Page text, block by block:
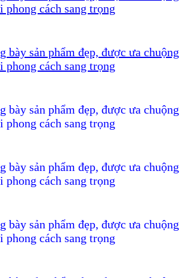
phong cách sang trọng
bày sản phẩm đẹp, được ưa chuộng
phong cách sang trọng
bày sản phẩm đẹp, được ưa chuộng
phong cách sang trọng
bày sản phẩm đẹp, được ưa chuộng
phong cách sang trọng
bày sản phẩm đẹp, được ưa chuộng
phong cách sang trọng